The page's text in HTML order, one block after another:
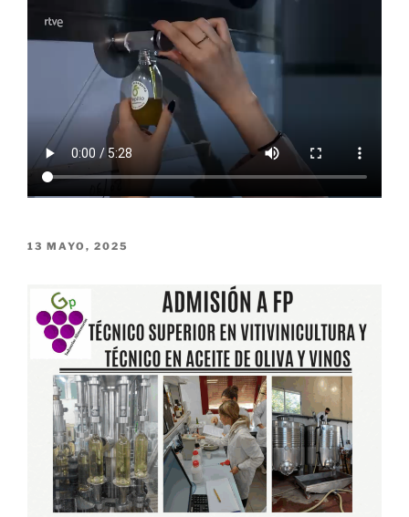
PUBLICADO
13 MAYO, 2025